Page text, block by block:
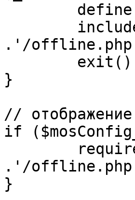
.'/
}
// отображение
if
.'/
}